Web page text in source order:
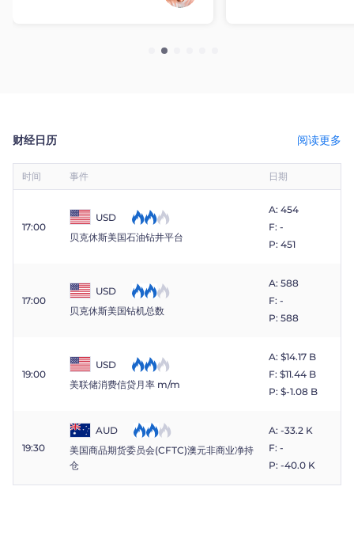
财经日历 阅读更多
时间 事件 日期
17:00
USD
贝克休斯美国石油钻井平台
A: 454
F: -
P: 451
17:00
USD
贝克休斯美国钻机总数
A: 588
F: -
P: 588
19:00
USD
美联储消费信贷月率 m/m
A: $​14.17 B
F: $​11.44 B
P: $​-1.08 B
19:30
AUD
美国商品期货委员会(CFTC)澳元非商业净持
仓
A: -33.2 K
F: -
P: -40.0 K